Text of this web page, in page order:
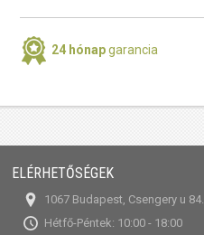
24 hónapgarancia
ELÉRHETŐSÉGEK
1067 Budapest, Csengery u 84.
Hétfő-Péntek: 10:00 - 18:00